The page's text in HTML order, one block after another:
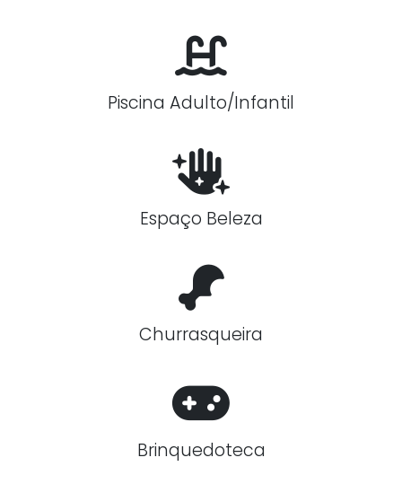
Piscina Adulto/Infantil
Espaço Beleza
Churrasqueira
Brinquedoteca